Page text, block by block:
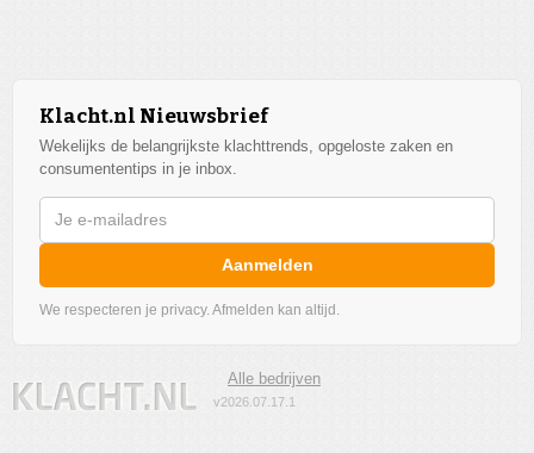
Klacht.nl Nieuwsbrief
Wekelijks de belangrijkste klachttrends, opgeloste zaken en
consumententips in je inbox.
Aanmelden
We respecteren je privacy. Afmelden kan altijd.
Alle bedrijven
v2026.07.17.1